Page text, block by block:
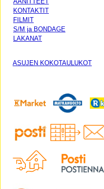
KONTAKTIT
FILMIT
S/M ja BONDAGE
LAKANAT
ASUJEN KOKOTAULUKOT